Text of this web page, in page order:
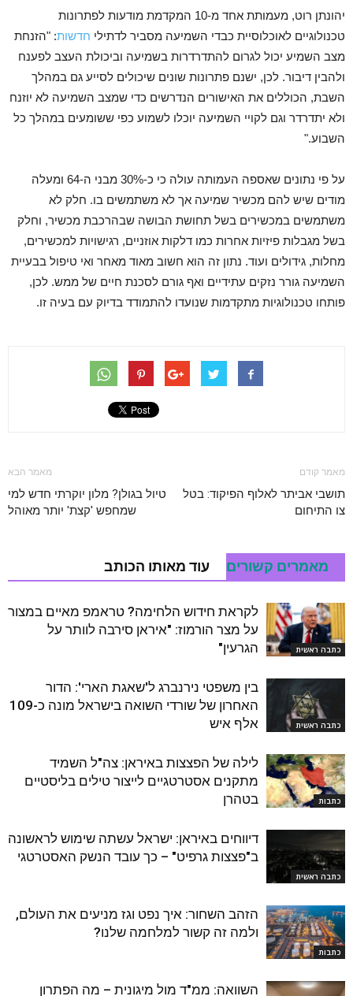
יהונתן רוט, מעמותת אחד מ-10 המקדמת מודעות לפתרונות
טכנולוגיים לאוכלוסיית כבדי השמיעה מסביר לדתילי חדשות: "הזנחת
מצב השמיע יכול לגרום להתדרדרות בשמיעה וביכולת העצב לפענח
ולהבין דיבור. לכן, ישנם פתרונות שונים שיכולים לסייע גם במהלך
השבת, הכוללים את האישורים הנדרשים כדי שמצב השמיעה לא יוזנח
ולא יתדרדר וגם לקויי השמיעה יוכלו לשמוע כפי ששומעים במהלך כל
השבוע."
על פי נתונים שאספה העמותה עולה כי כ-30% מבני ה-64 ומעלה
מודים שיש להם מכשיר שמיעה אך לא משתמשים בו. חלק לא
משתמשים במכשירים בשל תחושת הבושה שבהרכבת מכשיר, וחלק
בשל מגבלות פיזיות אחרות כמו דלקות אוזניים, רגישויות למכשירים,
מחלות, גידולים ועוד. נתון זה הוא חשוב מאוד מאחר ואי טיפול בבעיית
השמיעה גורר נזקים עתידיים ואף גורם לסכנת חיים של ממש. לכן,
פותחו טכנולוגיות מתקדמות שנועדו להתמודד בדיוק עם בעיה זו.
מאמר קודם
תושבי אביתר לאלוף הפיקוד: בטל
צו התיחום
מאמר הבא
טיול בגולן? מלון יוקרתי חדש למי
שמחפש 'קצת' יותר מאוהל
מאמרים קשורים עוד מאותו הכותב
כתבה ראשית
לקראת חידוש הלחימה? טראמפ מאיים במצור
על מצר הורמוז: "איראן סירבה לוותר על
הגרעין"
כתבה ראשית
בין משפטי נירנברג ל'שאגת הארי': הדור
האחרון של שורדי השואה בישראל מונה כ-109
אלף איש
כתבות
לילה של הפצצות באיראן: צה"ל השמיד
מתקנים אסטרטגיים לייצור טילים בליסטיים
בטהרן
כתבה ראשית
דיווחים באיראן: ישראל עשתה שימוש לראשונה
ב"פצצות גרפיט" – כך עובד הנשק האסטרטגי
כתבות
הזהב השחור: איך נפט וגז מניעים את העולם,
ולמה זה קשור למלחמה שלנו?
השוואה: ממ"ד מול מיגונית – מה הפתרון